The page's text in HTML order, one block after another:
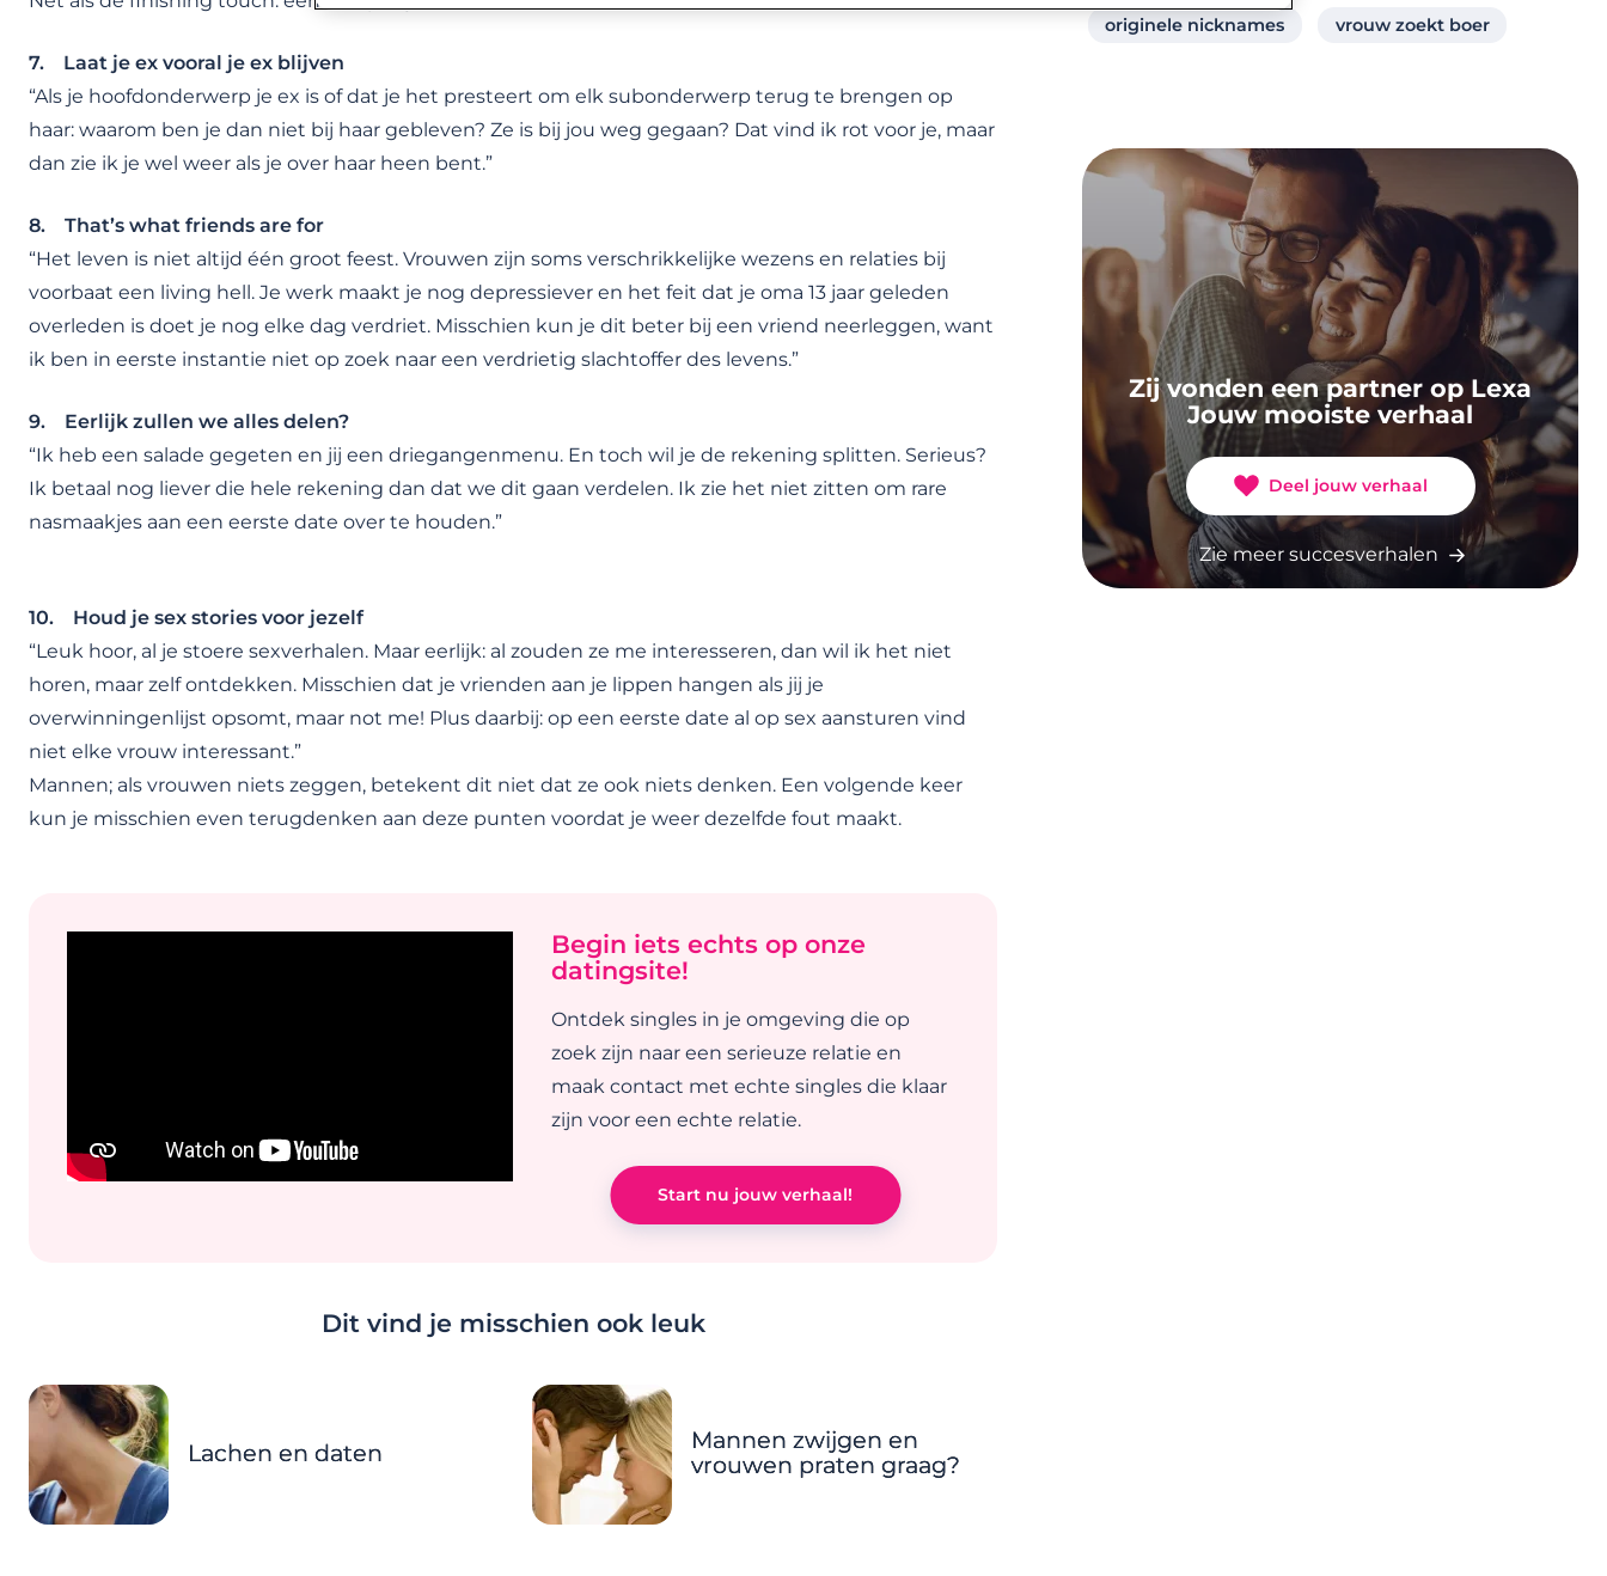
7. Laat je ex vooral je ex blijven
“Als je hoofdonderwerp je ex is of dat je het presteert om elk subonderwerp terug te brengen op
haar: waarom ben je dan niet bij haar gebleven? Ze is bij jou weg gegaan? Dat vind ik rot voor je, maar
dan zie ik je wel weer als je over haar heen bent.”
8. That’s what friends are for
“Het leven is niet altijd één groot feest. Vrouwen zijn soms verschrikkelijke wezens en relaties bij
voorbaat een living hell. Je werk maakt je nog depressiever en het feit dat je oma 13 jaar geleden
overleden is doet je nog elke dag verdriet. Misschien kun je dit beter bij een vriend neerleggen, want
ik ben in eerste instantie niet op zoek naar een verdrietig slachtoffer des levens.”
9. Eerlijk zullen we alles delen?
“Ik heb een salade gegeten en jij een driegangenmenu. En toch wil je de rekening splitten. Serieus?
Ik betaal nog liever die hele rekening dan dat we dit gaan verdelen. Ik zie het niet zitten om rare
nasmaakjes aan een eerste date over te houden.”
10. Houd je sex stories voor jezelf
“Leuk hoor, al je stoere sexverhalen. Maar eerlijk: al zouden ze me interesseren, dan wil ik het niet
horen, maar zelf ontdekken. Misschien dat je vrienden aan je lippen hangen als jij je
overwinningenlijst opsomt, maar not me! Plus daarbij: op een eerste date al op sex aansturen vind
niet elke vrouw interessant.”
Mannen; als vrouwen niets zeggen, betekent dit niet dat ze ook niets denken. Een volgende keer
kun je misschien even terugdenken aan deze punten voordat je weer dezelfde fout maakt.
Begin iets echts op onze
datingsite!
Ontdek singles in je omgeving die op
zoek zijn naar een serieuze relatie en
maak contact met echte singles die klaar
zijn voor een echte relatie.
Start nu jouw verhaal!
Dit vind je misschien ook leuk
Lachen en daten
Mannen zwijgen en
vrouwen praten graag?
originele nicknames vrouw zoekt boer
Zij vonden een partner op Lexa
Jouw mooiste verhaal
Deel jouw verhaal
Zie meer succesverhalen